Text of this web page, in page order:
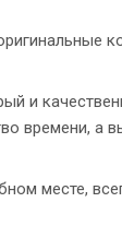
и
времени, а
месте,